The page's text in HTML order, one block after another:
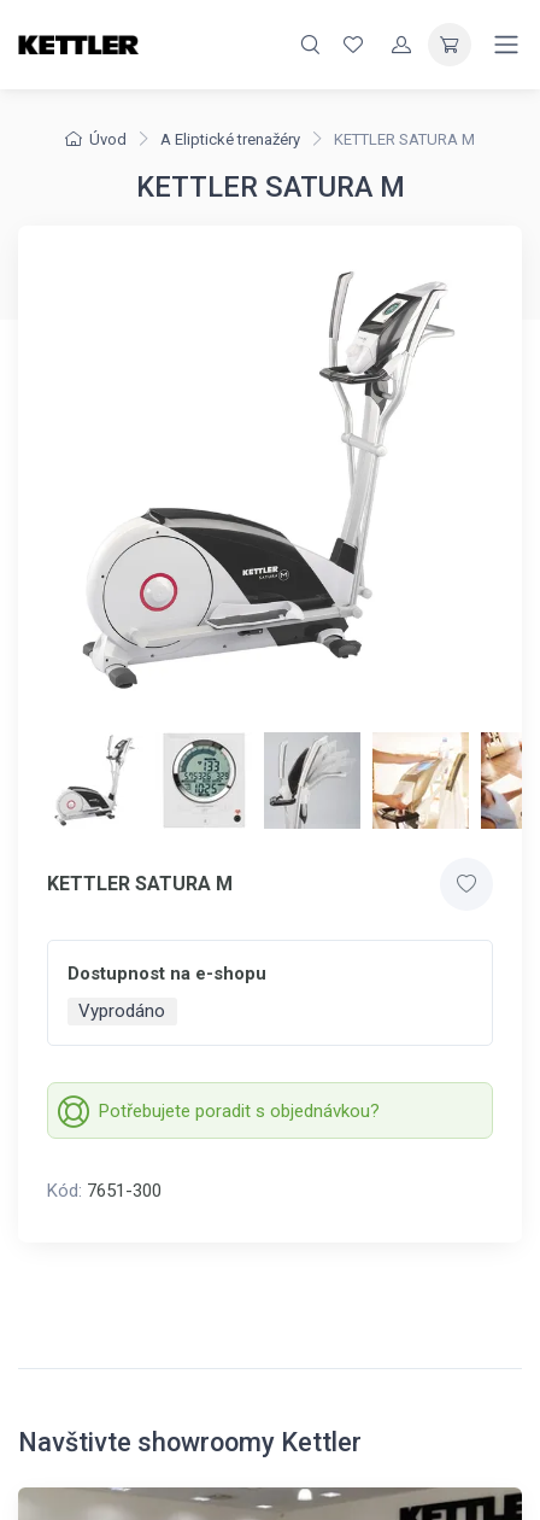
Úvod A Eliptické trenažéry KETTLER SATURA M
KETTLER SATURA M
KETTLER SATURA M
Dostupnost na e-shopu
Vyprodáno
Potřebujete poradit s objednávkou?
Kód: 7651-300
Navštivte showroomy Kettler